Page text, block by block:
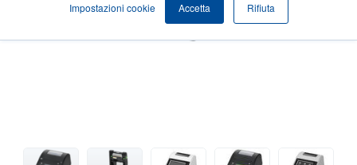
Impostazioni cookie Accetta Rifiuta